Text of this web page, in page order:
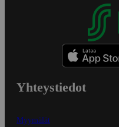
Yhteystiedot
Myymälät